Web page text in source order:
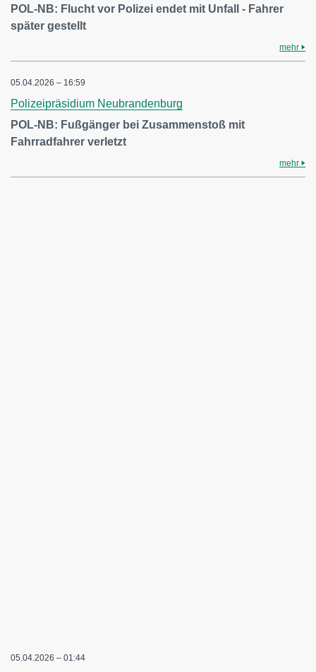
POL-NB: Flucht vor Polizei endet mit Unfall - Fahrer
später gestellt
mehr
05.04.2026 – 16:59
Polizeipräsidium Neubrandenburg
POL-NB: Fußgänger bei Zusammenstoß mit
Fahrradfahrer verletzt
mehr
05.04.2026 – 01:44